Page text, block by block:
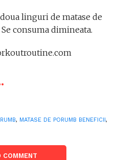
linguri de matase de
consuma dimineata.
, MATASE DE PORUMB BENEFICII,
COMMENT